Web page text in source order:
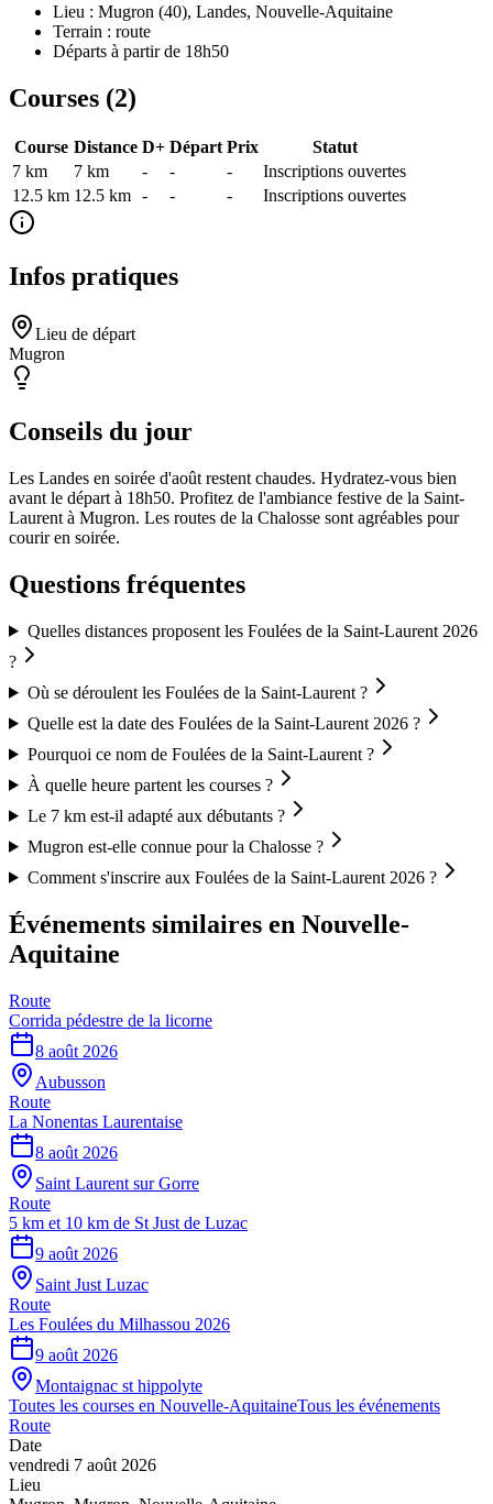
Lieu : Mugron (40), Landes, Nouvelle-Aquitaine
Terrain : route
Départs à partir de 18h50
Courses (2)
Course Distance D+ Départ Prix
Statut
7 km
7 km - - -
Inscriptions ouvertes
12.5 km 12.5 km - - - Inscriptions ouvertes
Infos pratiques
Lieu de départ
Mugron
Conseils du jour
Les Landes en soirée d'août restent chaudes. Hydratez-vous bien
avant le départ à 18h50. Profitez de l'ambiance festive de la Saint-
Laurent à Mugron. Les routes de la Chalosse sont agréables pour
courir en soirée.
Questions fréquentes
Quelles distances proposent les Foulées de la Saint-Laurent 2026
?
Où se déroulent les Foulées de la Saint-Laurent ?
Quelle est la date des Foulées de la Saint-Laurent 2026 ?
Pourquoi ce nom de Foulées de la Saint-Laurent ?
À quelle heure partent les courses ?
Le 7 km est-il adapté aux débutants ?
Mugron est-elle connue pour la Chalosse ?
Comment s'inscrire aux Foulées de la Saint-Laurent 2026 ?
Événements similaires en Nouvelle-
Aquitaine
Route
Corrida pédestre de la licorne
8 août 2026
Aubusson
Route
La Nonentas Laurentaise
8 août 2026
Saint Laurent sur Gorre
Route
5 km et 10 km de St Just de Luzac
9 août 2026
Saint Just Luzac
Route
Les Foulées du Milhassou 2026
9 août 2026
Montaignac st hippolyte
Toutes les courses en Nouvelle-AquitaineTous les événements
Route
Date
vendredi 7 août 2026
Lieu